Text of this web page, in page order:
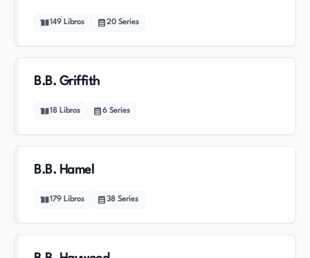
149 Libros 20 Series
B.B. Griffith
18 Libros 6 Series
B.B. Hamel
179 Libros 38 Series